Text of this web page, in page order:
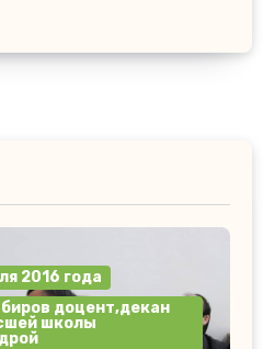
2016 года
доцент,декан
школы